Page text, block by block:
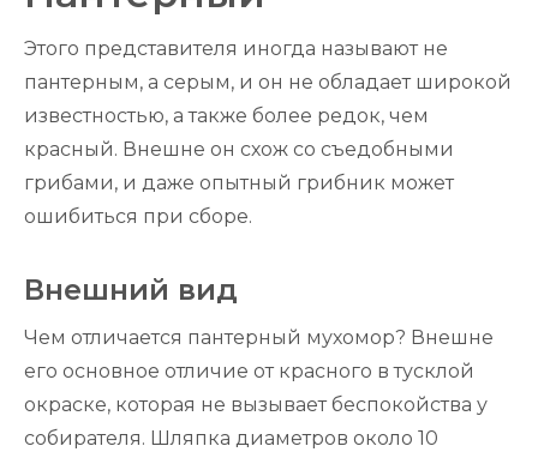
Этого представителя иногда называют не
пантерным, а серым, и он не обладает широкой
известностью, а также более редок, чем
красный. Внешне он схож со съедобными
грибами, и даже опытный грибник может
ошибиться при сборе.
Внешний вид
Чем отличается пантерный мухомор? Внешне
его основное отличие от красного в тусклой
окраске, которая не вызывает беспокойства у
собирателя. Шляпка диаметров около 10